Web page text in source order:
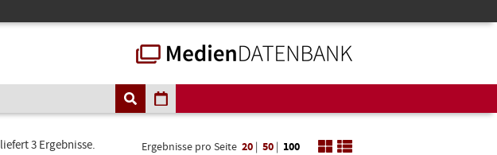
liefert 3 Ergebnisse. Ergebnisse pro Seite 20 | 50 | 100